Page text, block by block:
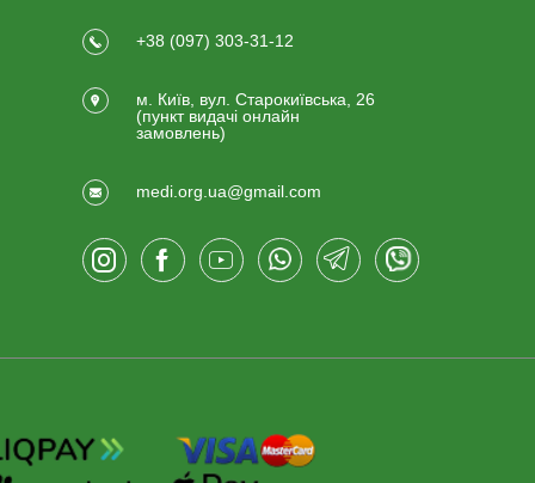
+38 (097) 303-31-12
м. Київ, вул. Старокиївська, 26
(пункт видачi онлайн
замовлень)
medi.org.ua@gmail.com